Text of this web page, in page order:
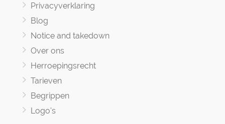
Privacyverklaring
Blog
Notice and takedown
Over ons
Herroepingsrecht
Tarieven
Begrippen
Logo's